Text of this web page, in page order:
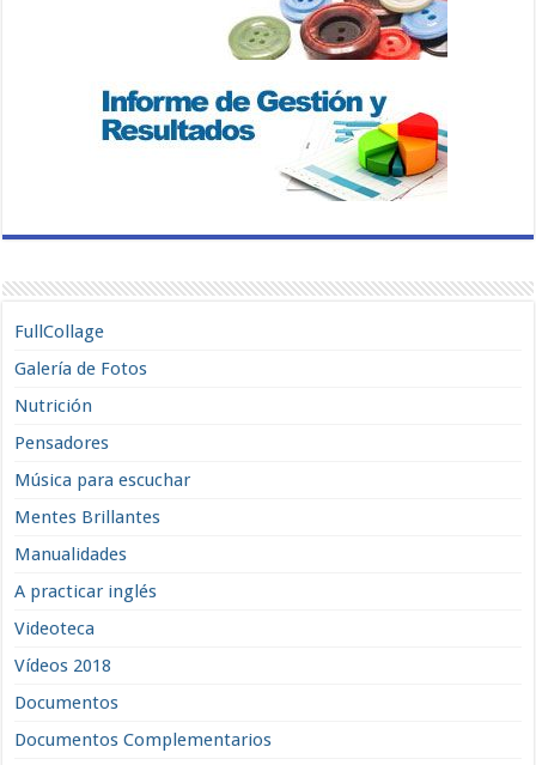
FullCollage
Galería de Fotos
Nutrición
Pensadores
Música para escuchar
Mentes Brillantes
Manualidades
A practicar inglés
Videoteca
Vídeos 2018
Documentos
Documentos Complementarios